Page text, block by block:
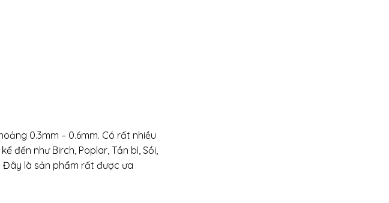
0.3mm – 0.6mm. Có rất nhiều
đến như Birch, Poplar, Tần bì, Sồi,
Đây là sản phẩm rất được ưa